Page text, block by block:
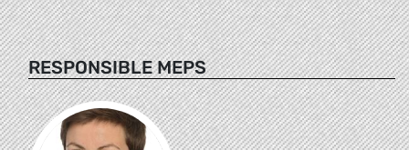
RESPONSIBLE MEPS